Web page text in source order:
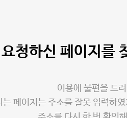
요청하신 페이지를
이용에 불편을 드
는 페이지는 주소를 잘못 입력하